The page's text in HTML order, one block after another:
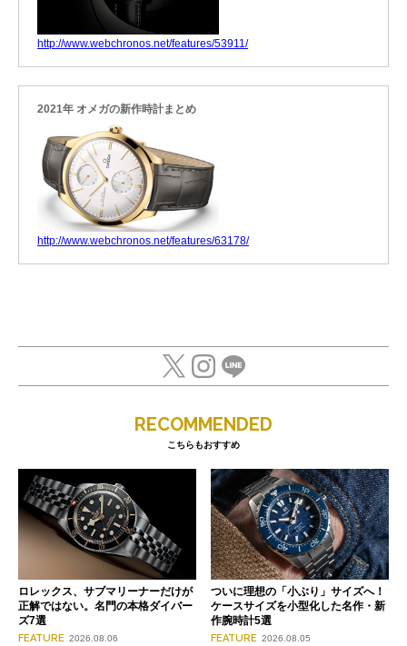
http://www.webchronos.net/features/53911/
2021年 オメガの新作時計まとめ
http://www.webchronos.net/features/63178/
RECOMMENDED
こちらもおすすめ
ロレックス、サブマリーナーだけが
正解ではない。名門の本格ダイバー
ズ7選
FEATURE 2026.08.06
ついに理想の「小ぶり」サイズへ！
ケースサイズを小型化した名作・新
作腕時計5選
FEATURE 2026.08.05